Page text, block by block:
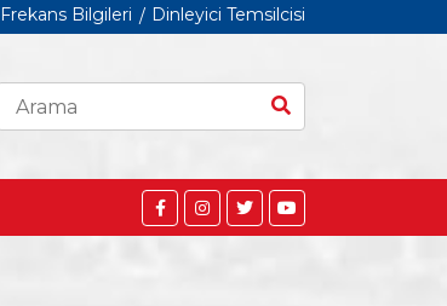
Frekans Bilgileri Dinleyici Temsilcisi